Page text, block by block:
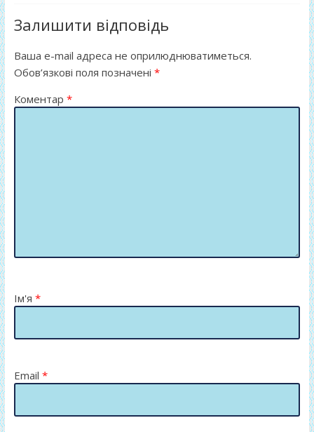
o
k
т
и
ся
Залишити відповідь
Ваша e-mail адреса не оприлюднюватиметься.
Обов’язкові поля позначені *
Коментар *
Ім'я *
Email *